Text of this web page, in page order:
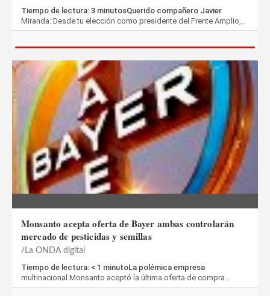
Tiempo de lectura: 3 minutosQuerido compañero Javier
Miranda: Desde tu elección como presidente del Frente Amplio,…
Monsanto acepta oferta de Bayer ambas controlarán
mercado de pesticidas y semillas
La ONDA digital
Tiempo de lectura: < 1 minutoLa polémica empresa
multinacional Monsanto aceptó la última oferta de compra…